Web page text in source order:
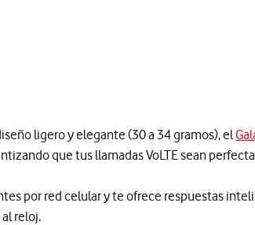
ligero y elegante (30 a 34 gramos), el
que tus llamadas VoLTE sean
por red celular y te ofrece respuestas
reloj.